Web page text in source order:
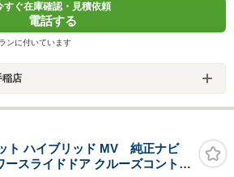
すぐ在庫確認・見積依頼
電話する
ンに付いています
稲店
ト ハイブリッド MV 純正ナビ
ースライドドア クルーズコントロ